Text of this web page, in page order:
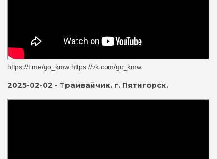
https://t.me/go_kmw https://vk.com/go_kmw.
2025-02-02 - Трамвайчик. г. Пятигорск.